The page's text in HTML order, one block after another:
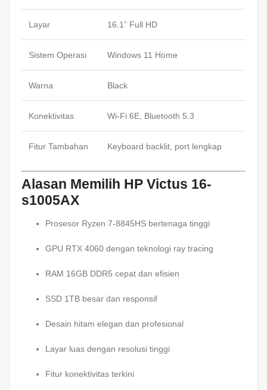
Layar 16.1” Full HD
Sistem Operasi Windows 11 Home
Warna Black
Konektivitas Wi-Fi 6E, Bluetooth 5.3
Fitur Tambahan Keyboard backlit, port lengkap
Alasan Memilih HP Victus 16-
s1005AX
Prosesor Ryzen 7-8845HS bertenaga tinggi
GPU RTX 4060 dengan teknologi ray tracing
RAM 16GB DDR5 cepat dan efisien
SSD 1TB besar dan responsif
Desain hitam elegan dan profesional
Layar luas dengan resolusi tinggi
Fitur konektivitas terkini